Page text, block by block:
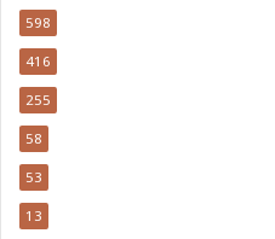
598
416
255
58
53
13